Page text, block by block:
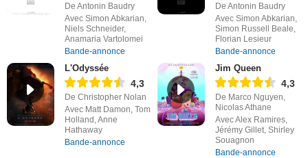
De Antonin Baudry
Avec Simon Abkarian,
Niels Schneider,
Anamaria Vartolomei
Bande-annonce
De Antonin Baudry
Avec Simon Abkarian,
Simon Russell Beale,
Florian Lesieur
Bande-annonce
L'Odyssée
4,3
De Christopher Nolan
Avec Matt Damon, Tom
Holland, Anne
Hathaway
Bande-annonce
Jim Queen
4,3
De Marco Nguyen,
Nicolas Athane
Avec Alex Ramires,
Jérémy Gillet, Shirley
Souagnon
Bande-annonce